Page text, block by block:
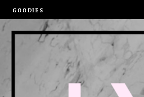
GOODIES